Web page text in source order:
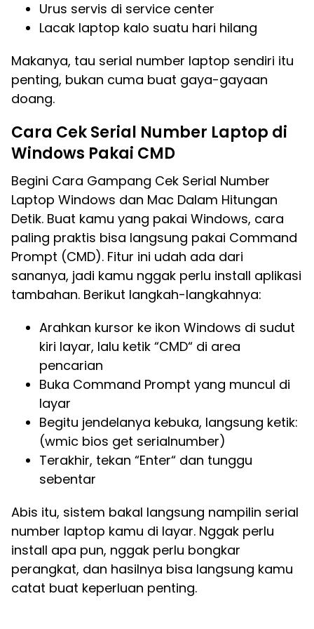
Urus servis di service center
Lacak laptop kalo suatu hari hilang
Makanya, tau serial number laptop sendiri itu
penting, bukan cuma buat gaya-gayaan
doang.
Cara Cek Serial Number Laptop di
Windows Pakai CMD
Begini Cara Gampang Cek Serial Number
Laptop Windows dan Mac Dalam Hitungan
Detik. Buat kamu yang pakai Windows, cara
paling praktis bisa langsung pakai Command
Prompt (CMD). Fitur ini udah ada dari
sananya, jadi kamu nggak perlu install aplikasi
tambahan. Berikut langkah-langkahnya:
Arahkan kursor ke ikon Windows di sudut
kiri layar, lalu ketik “CMD“ di area
pencarian
Buka Command Prompt yang muncul di
layar
Begitu jendelanya kebuka, langsung ketik:
(wmic bios get serialnumber)
Terakhir, tekan “Enter“ dan tunggu
sebentar
Abis itu, sistem bakal langsung nampilin serial
number laptop kamu di layar. Nggak perlu
install apa pun, nggak perlu bongkar
perangkat, dan hasilnya bisa langsung kamu
catat buat keperluan penting.